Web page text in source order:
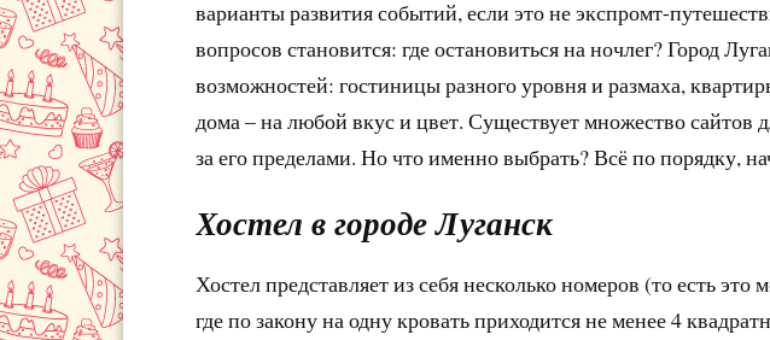
варианты развития событий, если это не экспромт-
вопросов становится: где остановиться на ночлег? Город
возможностей: гостиницы разного уровня и размаха,
дома – на любой вкус и цвет. Существует множество сайтов
за его пределами. Но что именно выбрать? Всё по порядку,
Хостел в городе Луганск
Хостел представляет из себя несколько номеров (то есть
где по закону на одну кровать приходится не менее 4